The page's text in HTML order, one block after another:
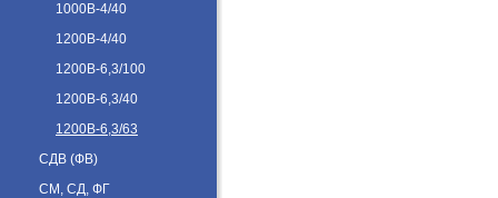
1000В-4/40
1200В-4/40
1200В-6,3/100
1200В-6,3/40
1200В-6,3/63
СДВ (ФВ)
СМ, СД, ФГ